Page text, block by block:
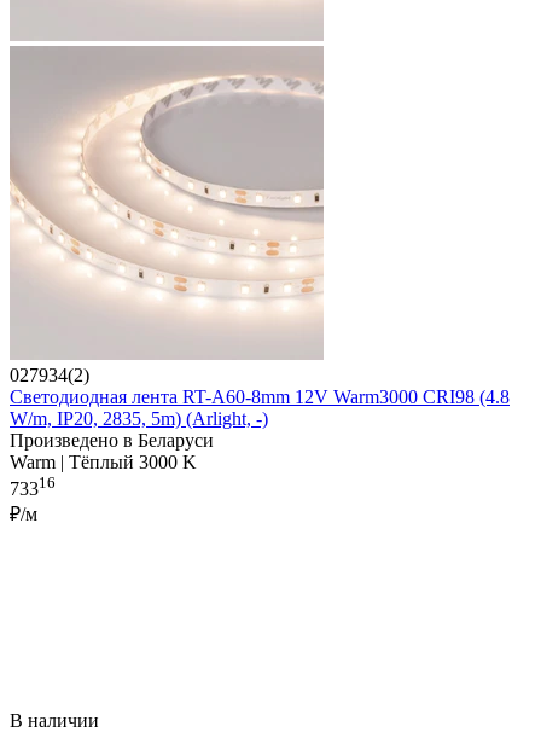
027934(2)
Светодиодная лента RT-A60-8mm 12V Warm3000 CRI98 (4.8
W/m, IP20, 2835, 5m) (Arlight, -)
Произведено в Беларуси
Warm | Тёплый 3000 K
73316
₽/м
В наличии